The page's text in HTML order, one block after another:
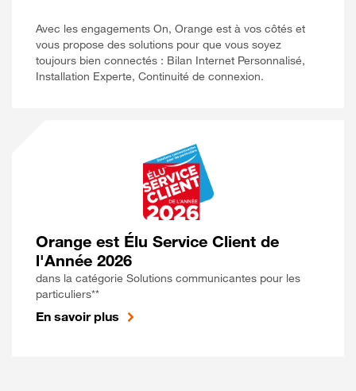
Avec les engagements On, Orange est à vos côtés et
vous propose des solutions pour que vous soyez
toujours bien connectés : Bilan Internet Personnalisé,
Installation Experte, Continuité de connexion.
Orange est Élu Service Client de
l'Année 2026
dans la catégorie Solutions communicantes pour les
particuliers**
En savoir plus